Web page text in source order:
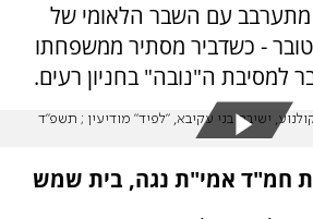
עם השבר הלאומי של
- כשדביר מסתיר ממשפחתו
ה"נובה" בחניון רעים.
ישיבת בני עקיבא, "לפיד" מודיעין ; תשפ"ד
חמ"ד אמי"ת נגה, בית שמש